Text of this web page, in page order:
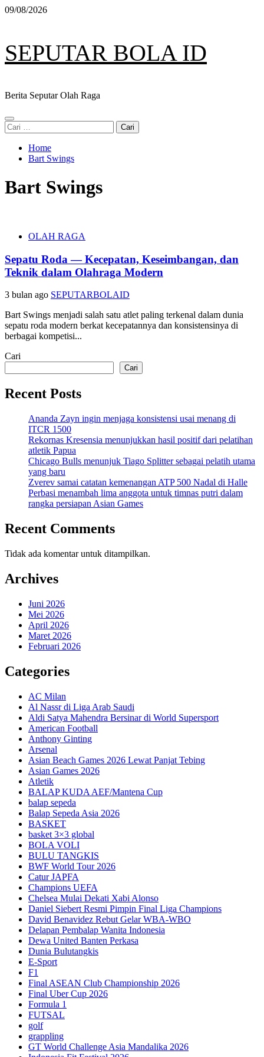
Skip
09/08/2026
SEPUTAR BOLA ID
Berita Seputar Olah Raga
Primary
Menu
Cari
untuk:
Home
Bart Swings
Bart Swings
OLAH RAGA
Sepatu Roda — Kecepatan, Keseimbangan, dan
Teknik dalam Olahraga Modern
3 bulan ago SEPUTARBOLAID
Bart Swings menjadi salah satu atlet paling terkenal dalam dunia
sepatu roda modern berkat kecepatannya dan konsistensinya di
berbagai kompetisi...
Cari
Cari
Recent Posts
Ananda Zayn ingin menjaga konsistensi usai menang di
ITCR 1500
Rekornas Kresensia menunjukkan hasil positif dari pelatihan
atletik Papua
Chicago Bulls menunjuk Tiago Splitter sebagai pelatih utama
yang baru
Zverev samai catatan kemenangan ATP 500 Nadal di Halle
Perbasi menambah lima anggota untuk timnas putri dalam
rangka persiapan Asian Games
Recent Comments
Tidak ada komentar untuk ditampilkan.
Archives
Juni 2026
Mei 2026
April 2026
Maret 2026
Februari 2026
Categories
AC Milan
Al Nassr di Liga Arab Saudi
Aldi Satya Mahendra Bersinar di World Supersport
American Football
Anthony Ginting
Arsenal
Asian Beach Games 2026 Lewat Panjat Tebing
Asian Games 2026
Atletik
BALAP KUDA AEF/Mantena Cup
balap sepeda
Balap Sepeda Asia 2026
BASKET
basket 3×3 global
BOLA VOLI
BULU TANGKIS
BWF World Tour 2026
Catur JAPFA
Champions UEFA
Chelsea Mulai Dekati Xabi Alonso
Daniel Siebert Resmi Pimpin Final Liga Champions
David Benavidez Rebut Gelar WBA-WBO
Delapan Pembalap Wanita Indonesia
Dewa United Banten Perkasa
Dunia Bulutangkis
E-Sport
F1
Final ASEAN Club Championship 2026
Final Uber Cup 2026
Formula 1
FUTSAL
golf
grappling
GT World Challenge Asia Mandalika 2026